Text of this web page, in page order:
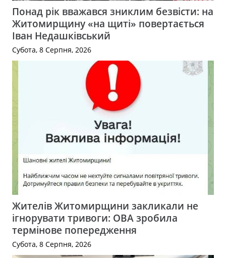
Понад рік вважався зниклим безвісти: на
Житомирщину «на щиті» повертається
Іван Недашківський
Субота, 8 Серпня, 2026
Жителів Житомирщини закликали не
ігнорувати тривоги: ОВА зробила
термінове попередження
Субота, 8 Серпня, 2026